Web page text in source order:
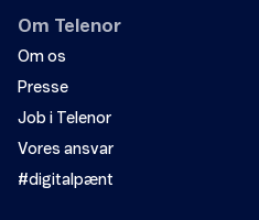
Om Telenor
Om os
Presse
Job i Telenor
Vores ansvar
#digitalpænt